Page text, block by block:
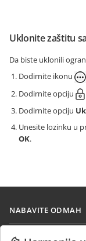
Uklonite zaštitu
Da biste uklonili
Dodirnite ikonu
Dodirnite opciju
Dodirnite opciju
Unesite lozinku u
OK.
NABAVITE ODMAH
Docs
SARAĐUJTE